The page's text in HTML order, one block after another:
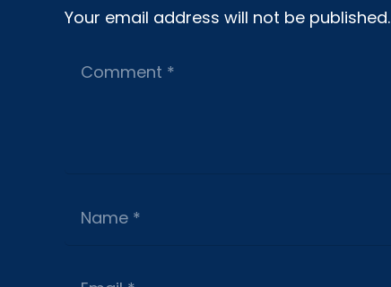
Your email address will not be published.